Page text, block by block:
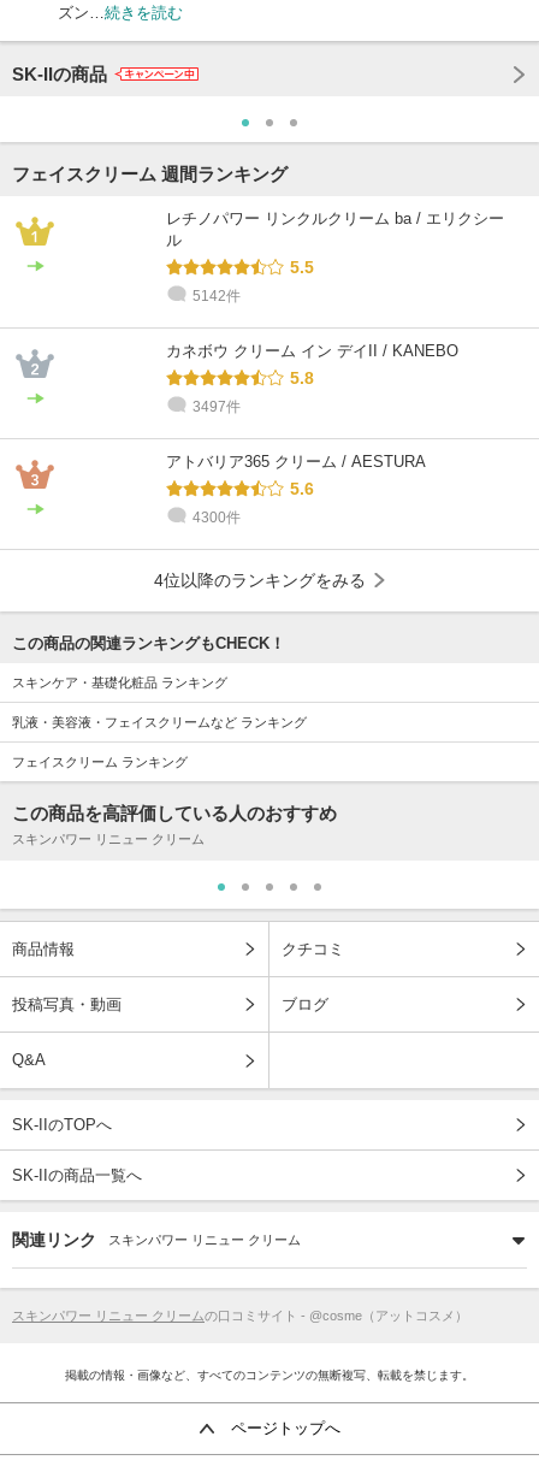
ズン…続きを読む
SK-IIの商品
フェイスクリーム 週間ランキング
レチノパワー リンクルクリーム ba / エリクシー
ル
5.5
5142件
カネボウ クリーム イン デイII / KANEBO
5.8
3497件
アトバリア365 クリーム / AESTURA
5.6
4300件
4位以降のランキングをみる
この商品の関連ランキングもCHECK！
スキンケア・基礎化粧品 ランキング
乳液・美容液・フェイスクリームなど ランキング
フェイスクリーム ランキング
この商品を高評価している人のおすすめ
スキンパワー リニュー クリーム
商品情報 クチコミ
投稿写真・動画 ブログ
Q&A
SK-IIのTOPへ
SK-IIの商品一覧へ
関連リンク スキンパワー リニュー クリーム
スキンパワー リニュー クリームの口コミサイト - @cosme（アットコスメ）
掲載の情報・画像など、すべてのコンテンツの無断複写、転載を禁じます。
ページトップへ